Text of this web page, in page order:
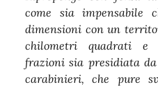
come sia impensabile
dimensioni con un
chilometri quadrati e
frazioni sia presidiata
carabinieri, che pure